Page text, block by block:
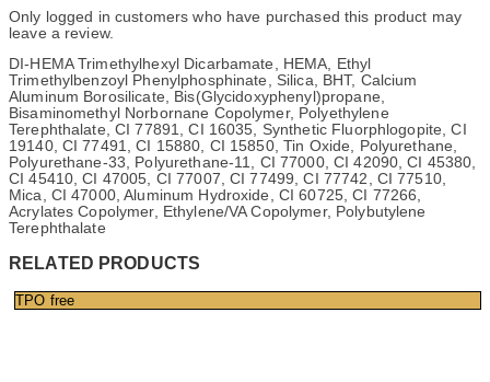
Only logged in customers who have purchased this product may
leave a review.
DI-HEMA Trimethylhexyl Dicarbamate, HEMA, Ethyl
Trimethylbenzoyl Phenylphosphinate, Silica, BHT, Calcium
Aluminum Borosilicate, Bis(Glycidoxyphenyl)propane,
Bisaminomethyl Norbornane Copolymer, Polyethylene
Terephthalate, CI 77891, CI 16035, Synthetic Fluorphlogopite, CI
19140, CI 77491, CI 15880, CI 15850, Tin Oxide, Polyurethane,
Polyurethane-33, Polyurethane-11, CI 77000, CI 42090, CI 45380,
CI 45410, CI 47005, CI 77007, CI 77499, CI 77742, CI 77510,
Mica, CI 47000, Aluminum Hydroxide, CI 60725, CI 77266,
Acrylates Copolymer, Ethylene/VA Copolymer, Polybutylene
Terephthalate
RELATED PRODUCTS
TPO free